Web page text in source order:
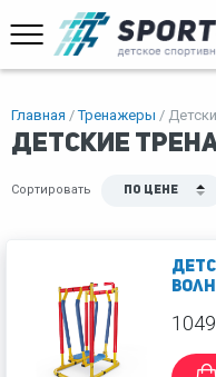
Главная Тренажеры
Детские
Сортировать По цене